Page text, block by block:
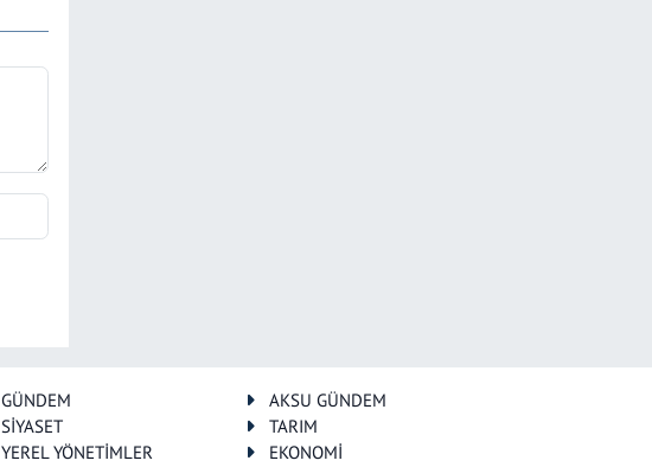
GÜNDEM
AKSU GÜNDEM
SİYASET
TARIM
YEREL YÖNETİMLER
EKONOMİ